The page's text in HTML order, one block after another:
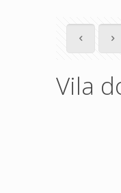
Vila